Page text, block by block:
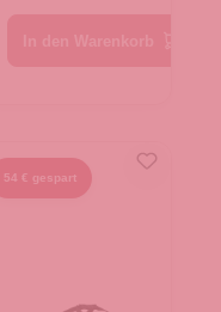
54 € gespart